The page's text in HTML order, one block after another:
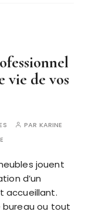
vie de vos
PAR KARINE
jouent
d’un
accueillant.
bureau ou tout